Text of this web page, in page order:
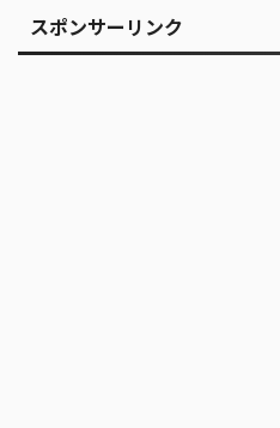
スポンサーリンク